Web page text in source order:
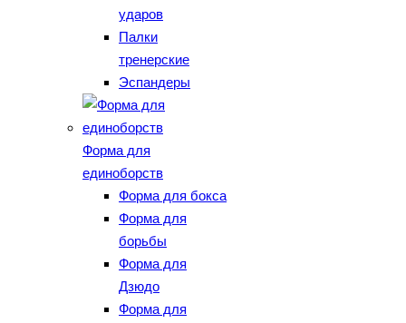
ударов
Палки
тренерские
Эспандеры
Форма для
единоборств
Форма для бокса
Форма для
борьбы
Форма для
Дзюдо
Форма для